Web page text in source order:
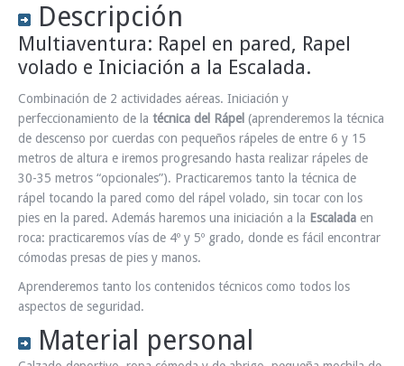
Descripción
Multiaventura: Rapel en pared, Rapel
volado e Iniciación a la Escalada.
Combinación de 2 actividades aéreas. Iniciación y
perfeccionamiento de la técnica del Rápel (aprenderemos la técnica
de descenso por cuerdas con pequeños rápeles de entre 6 y 15
metros de altura e iremos progresando hasta realizar rápeles de
30-35 metros “opcionales”). Practicaremos tanto la técnica de
rápel tocando la pared como del rápel volado, sin tocar con los
pies en la pared. Además haremos una iniciación a la Escalada en
roca: practicaremos vías de 4º y 5º grado, donde es fácil encontrar
cómodas presas de pies y manos.
Aprenderemos tanto los contenidos técnicos como todos los
aspectos de seguridad.
Material personal